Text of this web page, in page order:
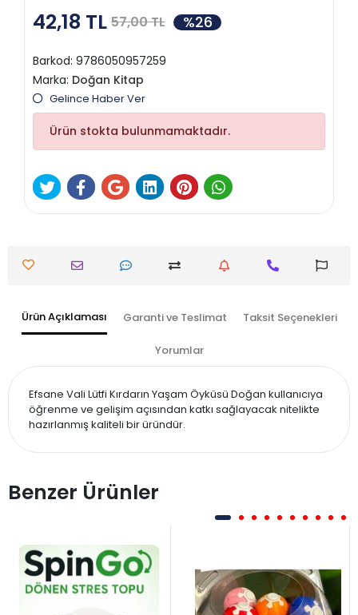
42,18 TL 57,00 TL %26
Barkod: 9786050957259
Marka: Doğan Kitap
Gelince Haber Ver
Ürün stokta bulunmamaktadır.
Ürün Açıklaması Garanti ve Teslimat Taksit Seçenekleri
Yorumlar
Efsane Vali Lütfi Kırdarın Yaşam Öyküsü Doğan kullanıcıya
öğrenme ve gelişim açısından katkı sağlayacak nitelikte
hazırlanmış kaliteli bir üründür.
Benzer Ürünler